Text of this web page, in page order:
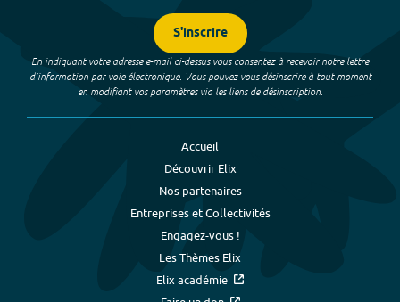
S'inscrire
En indiquant votre adresse e-mail ci-dessus vous consentez à recevoir notre lettre
d’information par voie électronique. Vous pouvez vous désinscrire à tout moment
en modifiant vos paramètres via les liens de désinscription.
Accueil
Découvrir Elix
Nos partenaires
Entreprises et Collectivités
Engagez-vous !
Les Thèmes Elix
Elix académie